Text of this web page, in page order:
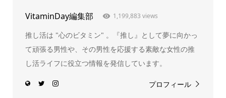
VitaminDay編集部 1,199,883 views
推し活は "心のビタミン" 。『推し』として夢に向かっ
て頑張る男性や、その男性を応援する素敵な女性の推
し活ライフに役立つ情報を発信しています。
プロフィール